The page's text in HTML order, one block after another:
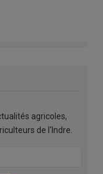
agricoles,
de l'Indre.